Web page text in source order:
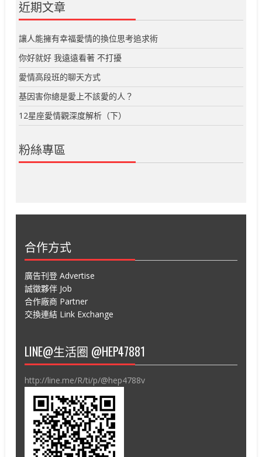
近期文章
讓人能擁有幸福愛情的換位思考追求術
你好就好 我遠遠看著 不打擾
愛情高段班的聊天方式
基因害你總是愛上不該愛的人？
12星座愛情觀深度解析（下）
粉絲專區
合作方式
廣告刊登 Advertise
誠徵夥伴 Job
合作廠商 Partner
交換連結 Link Exchange
LINE@生活圈 @HEP47881
http://line.me/R/ti/p/@hep4788v